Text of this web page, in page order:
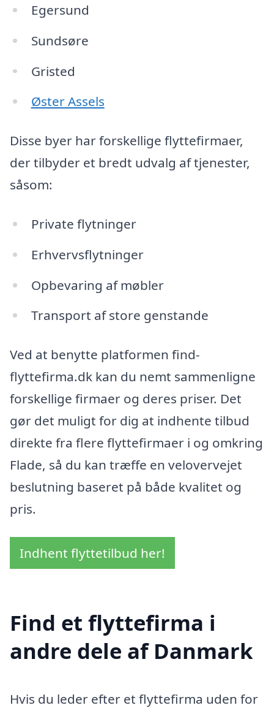
Egersund
Sundsøre
Gristed
Øster Assels
Disse byer har forskellige flyttefirmaer,
der tilbyder et bredt udvalg af tjenester,
såsom:
Private flytninger
Erhvervsflytninger
Opbevaring af møbler
Transport af store genstande
Ved at benytte platformen find-
flyttefirma.dk kan du nemt sammenligne
forskellige firmaer og deres priser. Det
gør det muligt for dig at indhente tilbud
direkte fra flere flyttefirmaer i og omkring
Flade, så du kan træffe en velovervejet
beslutning baseret på både kvalitet og
pris.
Indhent flyttetilbud her!
Find et flyttefirma i
andre dele af Danmark
Hvis du leder efter et flyttefirma uden for